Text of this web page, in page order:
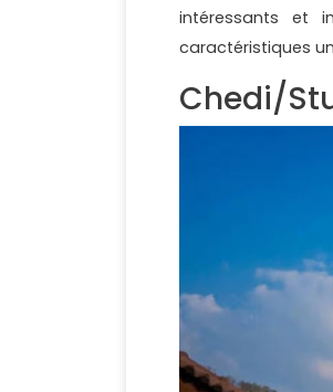
intéressants et
caractéristiques
Chedi/